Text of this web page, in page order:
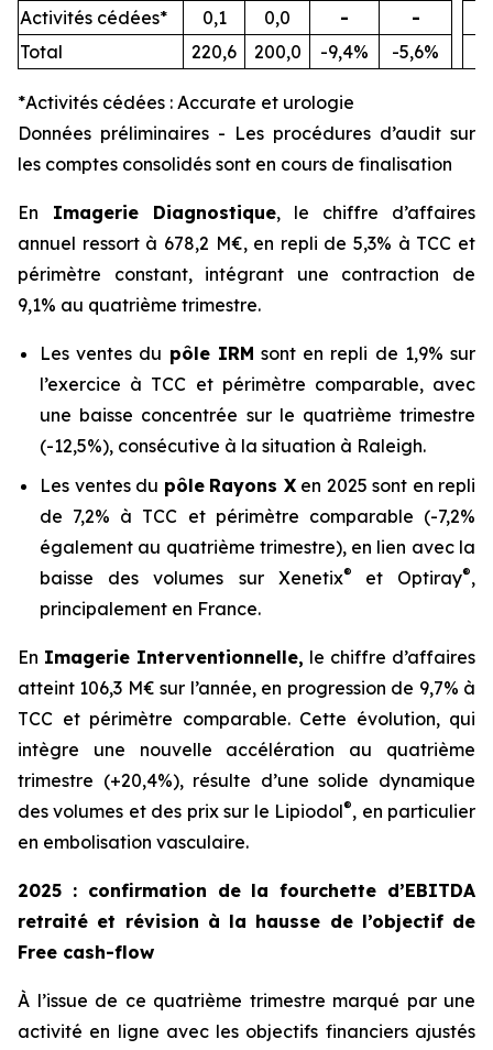
Activités cédées* 0,1 0,0 - -
Total
220,6 200,0 -9,4% -5,6%
*Activités cédées : Accurate et urologie
Données préliminaires - Les procédures d’audit sur
les comptes consolidés sont en cours de finalisation
En Imagerie Diagnostique, le chiffre d’affaires
annuel ressort à 678,2 M€, en repli de 5,3% à TCC et
périmètre constant, intégrant une contraction de
9,1% au quatrième trimestre.
Les ventes du pôle IRM sont en repli de 1,9% sur
l’exercice à TCC et périmètre comparable, avec
une baisse concentrée sur le quatrième trimestre
(-12,5%), consécutive à la situation à Raleigh.
Les ventes du pôle Rayons Xen 2025 sont en repli
de 7,2% à TCC et périmètre comparable (-7,2%
également au quatrième trimestre), en lien avec la
baisse des volumes sur Xenetix® et Optiray®,
principalement en France.
En Imagerie Interventionnelle, le chiffre d’affaires
atteint 106,3 M€ sur l’année, en progression de 9,7% à
TCC et périmètre comparable. Cette évolution, qui
intègre une nouvelle accélération au quatrième
trimestre (+20,4%), résulte d’une solide dynamique
des volumes et des prix sur le Lipiodol®, en particulier
en embolisation vasculaire.
2025 : confirmation de la fourchette d’EBITDA
retraité et révision à la hausse de l’objectif de
Free cash-flow
À l’issue de ce quatrième trimestre marqué par une
activité en ligne avec les objectifs financiers ajustés